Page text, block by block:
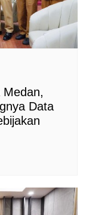
Medan,
Data